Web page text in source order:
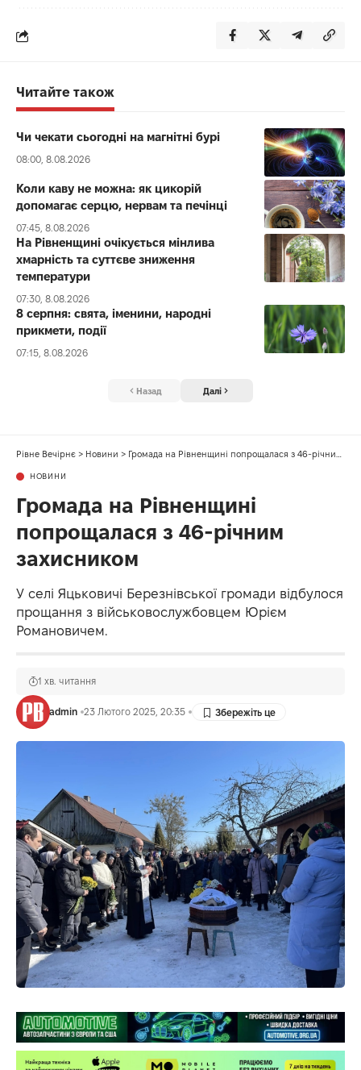
Читайте також
Чи чекати сьогодні на магнітні бурі
08:00, 8.08.2026
Коли каву не можна: як цикорій
допомагає серцю, нервам та печінці
07:45, 8.08.2026
На Рівненщині очікується мінлива
хмарність та суттєве зниження
температури
07:30, 8.08.2026
8 серпня: свята, іменини, народні
прикмети, події
07:15, 8.08.2026
Назад Далі
Рівне Вечірнє > Новини > Громада на Рівненщині попрощалася з 46-річним захисником
НОВИНИ
Громада на Рівненщині
попрощалася з 46-річним
захисником
У селі Яцьковичі Березнівської громади відбулося
прощання з військовослужбовцем Юрієм
Романовичем.
admin 23 Лютого 2025, 20:35
1 хв. читання